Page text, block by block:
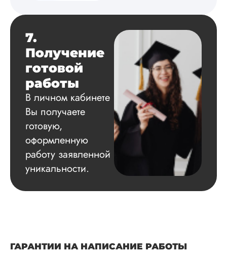
7.
Получение
готовой
работы
В личном кабинете
Вы получаете
готовую,
оформленную
работу заявленной
уникальности.
ГАРАНТИИ НА НАПИСАНИЕ РАБОТЫ